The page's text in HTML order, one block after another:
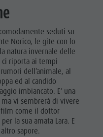
seduti su
Norico, le gite con lo
natura invernale delle
ci riporta ai tempi
dell’animale, al
ed al candido
imbiancato. E’ una
vi sembrerà di vivere
come il dottor
la sua amata Lara. E
sapore.